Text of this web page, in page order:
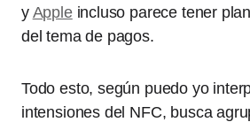
y Appleincluso parece tener
del tema de pagos.
Todo esto, según puedo yo
intensiones del NFC, busca